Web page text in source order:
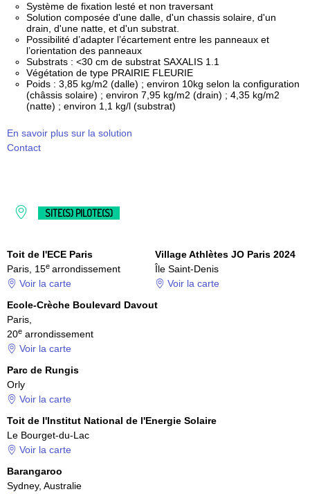
Système de fixation lesté et non traversant
Solution composée d'une dalle, d'un chassis solaire, d'un
drain, d'une natte, et d'un substrat.
Possibilité d’adapter l’écartement entre les panneaux et
l’orientation des panneaux
Substrats : <30 cm de substrat SAXALIS 1.1
Végétation de type PRAIRIE FLEURIE
Poids : 3,85 kg/m2 (dalle) ; environ 10kg selon la configuration
(châssis solaire) ; environ 7,95 kg/m2 (drain) ; 4,35 kg/m2
(natte) ; environ 1,1 kg/l (substrat)
En savoir plus sur la solution
Contact
SITE(S) PILOTE(S)
Toit de l'ECE Paris
Paris, 15e arrondissement
Voir la carte
Village Athlètes JO Paris 2024
Île Saint-Denis
Voir la carte
Ecole-Crèche Boulevard Davout
Paris,
20e arrondissement
Voir la carte
Parc de Rungis
Orly
Voir la carte
Toit de l'Institut National de l'Energie Solaire
Le Bourget-du-Lac
Voir la carte
Barangaroo
Sydney, Australie